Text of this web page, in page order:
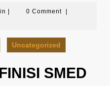
admin 0 Comment
Uncategorized
SMED